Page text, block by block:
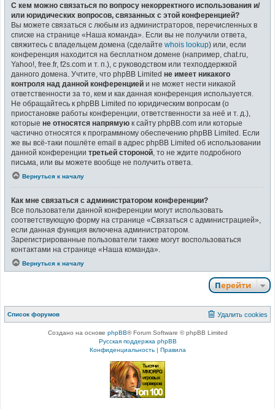
С кем можно связаться по вопросу некорректного использования и/
или юридических вопросов, связанных с этой конференцией?
Вы можете связаться с любым из администраторов, перечисленных в
списке на странице «Наша команда». Если вы не получили ответа,
свяжитесь с владельцем домена (сделайте whois lookup) или, если
конференция находится на бесплатном домене (например, chat.ru,
Yahoo!, free.fr, f2s.com и т. п.), с руководством или техподдержкой
данного домена. Учтите, что phpBB Limited не имеет никакого
контроля над данной конференцией и не может нести никакой
ответственности за то, кем и как данная конференция используется.
Не обращайтесь к phpBB Limited по юридическим вопросам (о
приостановке работы конференции, ответственности за неё и т. д.),
которые не относятся напрямую к сайту phpBB.com или которые
частично относятся к программному обеспечению phpBB Limited. Если
же вы всё-таки пошлёте email в адрес phpBB Limited об использовании
данной конференции третьей стороной , то не ждите подробного
письма, или вы можете вообще не получить ответа.
Вернуться к началу
Как мне связаться с администратором конференции?
Все пользователи данной конференции могут использовать
соответствующую форму на странице «Связаться с администрацией»,
если данная функция включена администратором.
Зарегистрированные пользователи также могут воспользоваться
контактами на странице «Наша команда».
Вернуться к началу
Перейти
Список форумов Удалить cookies
Создано на основе phpBB® Forum Software © phpBB Limited
Русская поддержка phpBB
Конфиденциальность| Правила